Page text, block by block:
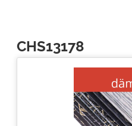
CHS13178